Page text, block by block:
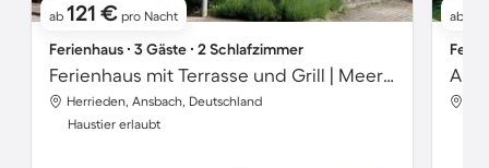
ab 121 € pro Nacht
Ferienhaus ∙ 3 Gäste ∙ 2 Schlafzimmer
Ferienhaus mit Terrasse und Grill | Meerblick
Herrieden, Ansbach, Deutschland
Haustier erlaubt
ab